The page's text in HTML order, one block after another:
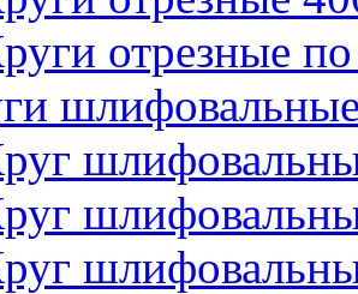
отрезные